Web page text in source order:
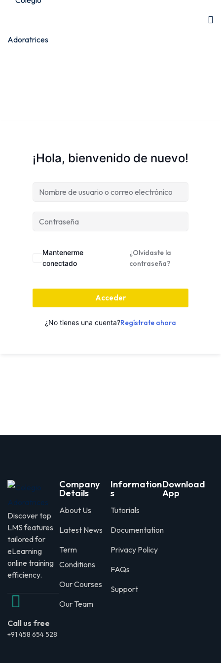
¡Hola, bienvenido de nuevo!
Mantenerme
conectado
¿Olvidaste la
contraseña?
Acceder
¿No tienes una cuenta?Regístrate ahora
Discover top
LMS features
tailored for
eLearning
online training
efficiency.
Call us free
+91 458 654 528
Company
Details
About Us
Latest News
Term
Conditions
Our Courses
Our Team
Information
s
Tutorials
Documentation
Privacy Policy
FAQs
Support
Download
App